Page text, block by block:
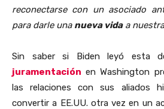
reconectarse con un asociado
para darle una nueva vidaa nuestra
Sin saber si Biden leyó esta
juramentación en Washington
las relaciones con sus aliados
convertir a EE.UU. otra vez en un